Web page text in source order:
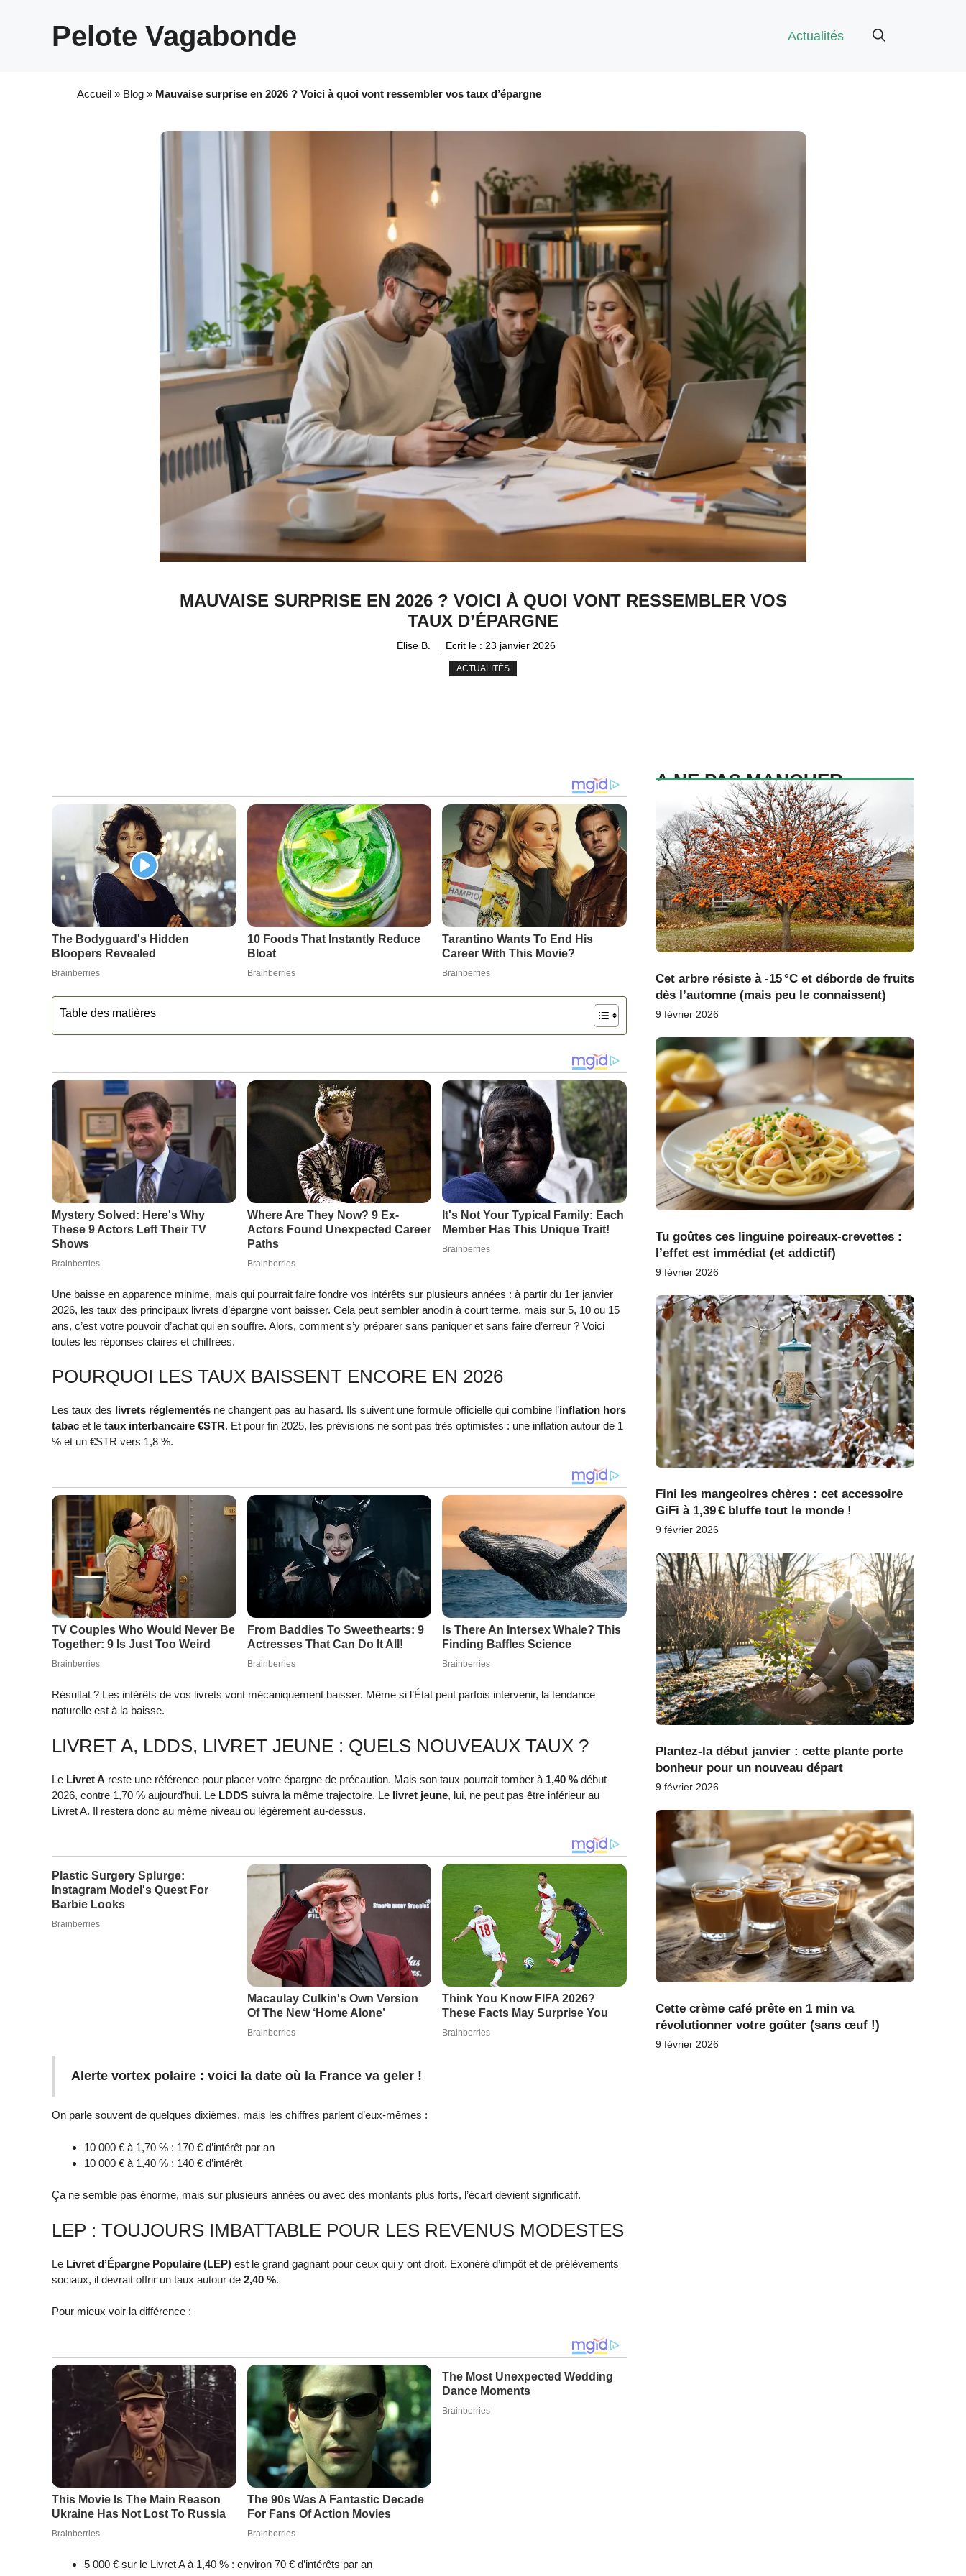
Pelote Vagabonde Actualités
Accueil » Blog » Mauvaise surprise en 2026 ? Voici à quoi vont ressembler vos taux d’épargne
MAUVAISE SURPRISE EN 2026 ? VOICI À QUOI VONT RESSEMBLER VOS
TAUX D’ÉPARGNE
Élise B. Ecrit le : 23 janvier 2026
ACTUALITÉS
Table des matières
Une baisse en apparence minime, mais qui pourrait faire fondre vos intérêts sur plusieurs années : à partir du 1er janvier
2026, les taux des principaux livrets d’épargne vont baisser. Cela peut sembler anodin à court terme, mais sur 5, 10 ou 15
ans, c’est votre pouvoir d’achat qui en souffre. Alors, comment s’y préparer sans paniquer et sans faire d’erreur ? Voici
toutes les réponses claires et chiffrées.
POURQUOI LES TAUX BAISSENT ENCORE EN 2026
Les taux des livrets réglementés ne changent pas au hasard. Ils suivent une formule officielle qui combine l’inflation hors
tabac et le taux interbancaire €STR. Et pour fin 2025, les prévisions ne sont pas très optimistes : une inflation autour de 1
% et un €STR vers 1,8 %.
Résultat ? Les intérêts de vos livrets vont mécaniquement baisser. Même si l’État peut parfois intervenir, la tendance
naturelle est à la baisse.
LIVRET A, LDDS, LIVRET JEUNE : QUELS NOUVEAUX TAUX ?
Le Livret A reste une référence pour placer votre épargne de précaution. Mais son taux pourrait tomber à 1,40 % début
2026, contre 1,70 % aujourd’hui. Le LDDS suivra la même trajectoire. Le livret jeune, lui, ne peut pas être inférieur au
Livret A. Il restera donc au même niveau ou légèrement au-dessus.
Alerte vortex polaire : voici la date où la France va geler !
On parle souvent de quelques dixièmes, mais les chiffres parlent d’eux-mêmes :
10 000 € à 1,70 % : 170 € d’intérêt par an
10 000 € à 1,40 % : 140 € d’intérêt
Ça ne semble pas énorme, mais sur plusieurs années ou avec des montants plus forts, l’écart devient significatif.
LEP : TOUJOURS IMBATTABLE POUR LES REVENUS MODESTES
Le Livret d’Épargne Populaire (LEP) est le grand gagnant pour ceux qui y ont droit. Exonéré d’impôt et de prélèvements
sociaux, il devrait offrir un taux autour de 2,40 %.
Pour mieux voir la différence :
5 000 € sur le Livret A à 1,40 % : environ 70 € d’intérêts par an
A NE PAS MANQUER
Cet arbre résiste à -15 °C et déborde de fruits
dès l’automne (mais peu le connaissent)
9 février 2026
Tu goûtes ces linguine poireaux-crevettes :
l’effet est immédiat (et addictif)
9 février 2026
Fini les mangeoires chères : cet accessoire
GiFi à 1,39 € bluffe tout le monde !
9 février 2026
Plantez-la début janvier : cette plante porte
bonheur pour un nouveau départ
9 février 2026
Cette crème café prête en 1 min va
révolutionner votre goûter (sans œuf !)
9 février 2026